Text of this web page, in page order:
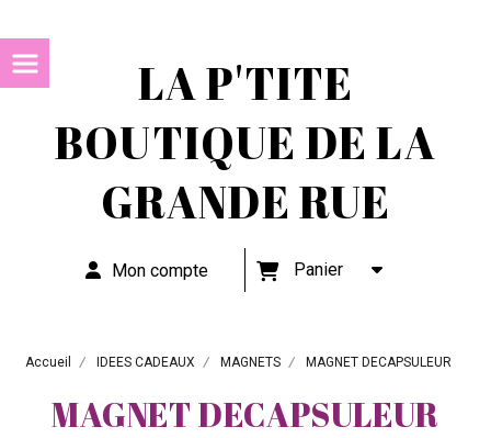
LA P'TITE
BOUTIQUE DE LA
GRANDE RUE
Mon compte Panier
Accueil IDEES CADEAUX MAGNETS MAGNET DECAPSULEUR
MAGNET DECAPSULEUR